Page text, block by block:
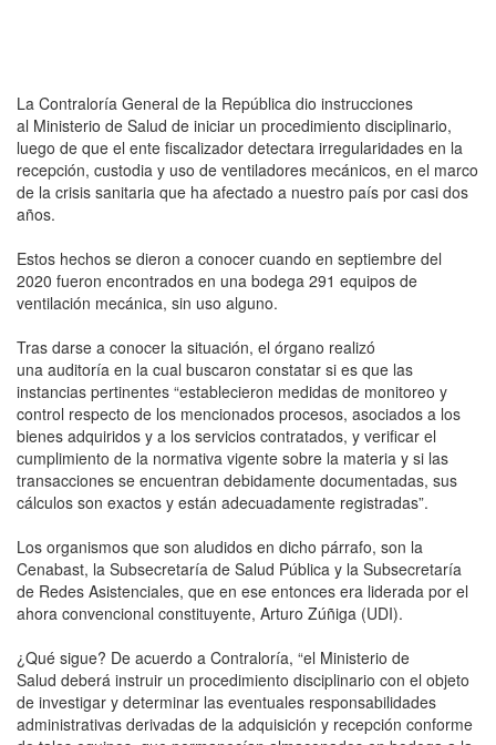
La Contraloría General de la República dio instrucciones
al Ministerio de Salud de iniciar un procedimiento disciplinario,
luego de que el ente fiscalizador detectara irregularidades en la
recepción, custodia y uso de ventiladores mecánicos, en el marco
de la crisis sanitaria que ha afectado a nuestro país por casi dos
años.
Estos hechos se dieron a conocer cuando en septiembre del
2020 fueron encontrados en una bodega 291 equipos de
ventilación mecánica, sin uso alguno.
Tras darse a conocer la situación, el órgano realizó
una auditoría en la cual buscaron constatar si es que las
instancias pertinentes “establecieron medidas de monitoreo y
control respecto de los mencionados procesos, asociados a los
bienes adquiridos y a los servicios contratados, y verificar el
cumplimiento de la normativa vigente sobre la materia y si las
transacciones se encuentran debidamente documentadas, sus
cálculos son exactos y están adecuadamente registradas”.
Los organismos que son aludidos en dicho párrafo, son la
Cenabast, la Subsecretaría de Salud Pública y la Subsecretaría
de Redes Asistenciales, que en ese entonces era liderada por el
ahora convencional constituyente, Arturo Zúñiga (UDI).
¿Qué sigue? De acuerdo a Contraloría, “el Ministerio de
Salud deberá instruir un procedimiento disciplinario con el objeto
de investigar y determinar las eventuales responsabilidades
administrativas derivadas de la adquisición y recepción conforme